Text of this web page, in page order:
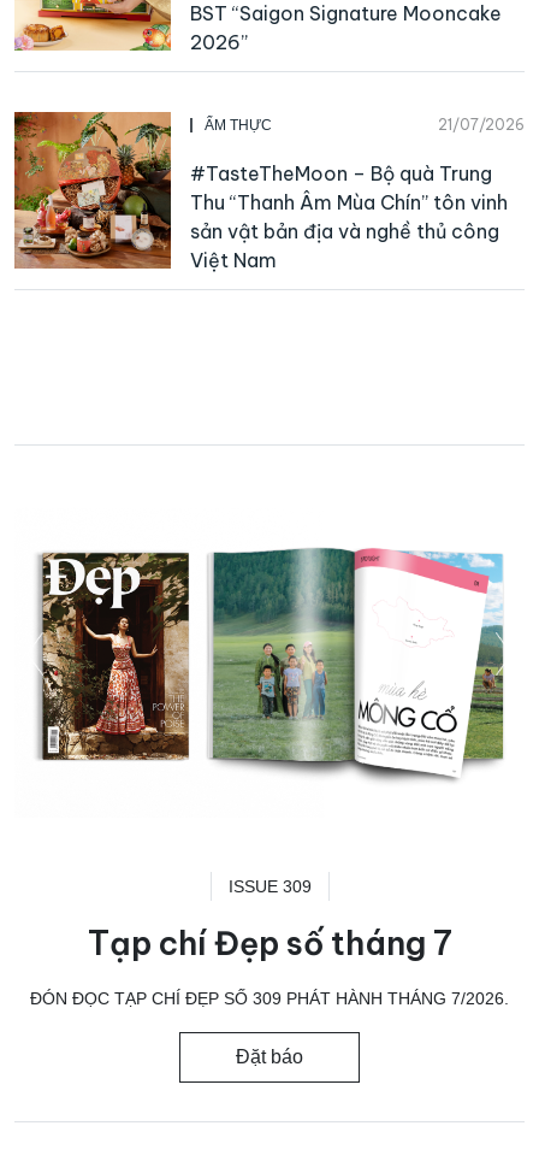
BST “Saigon Signature Mooncake
2026”
ẨM THỰC 21/07/2026
#TasteTheMoon – Bộ quà Trung
Thu “Thanh Âm Mùa Chín” tôn vinh
sản vật bản địa và nghề thủ công
Việt Nam
ISSUE 309
Tạp chí Đẹp số tháng 7
ĐÓN ĐỌC TẠP CHÍ ĐẸP SỐ 309 PHÁT HÀNH THÁNG 7/2026.
Đặt báo